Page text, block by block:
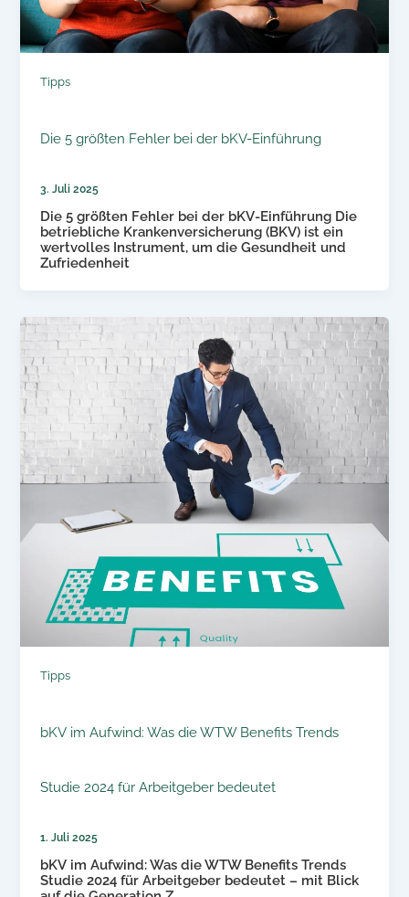
Tipps
Die 5 größten Fehler bei der bKV-Einführung
3. Juli 2025
Die 5 größten Fehler bei der bKV-Einführung Die
betriebliche Krankenversicherung (BKV) ist ein
wertvolles Instrument, um die Gesundheit und
Zufriedenheit
Tipps
bKV im Aufwind: Was die WTW Benefits Trends
Studie 2024 für Arbeitgeber bedeutet
1. Juli 2025
bKV im Aufwind: Was die WTW Benefits Trends
Studie 2024 für Arbeitgeber bedeutet – mit Blick